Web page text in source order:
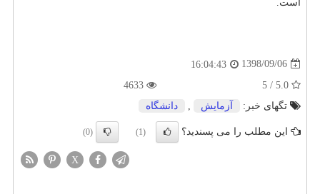
است.
1398/09/06
16:04:43
تگهای خبر:
آزمایش دانشگاه
این مطلب را می پسندید؟ (1)
(0)
X